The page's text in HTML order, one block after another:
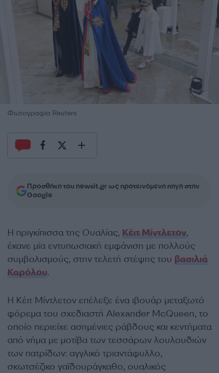
Φωτογραφία Reuters
Προσθήκη του newsit.gr ως προτεινόμενη πηγή στην
Google
Η πριγκίπισσα της Ουαλίας, Κέιτ Μίντλετον,
έκανε μία εντυπωσιακή εμφάνιση με πολλούς
συμβολισμούς, στην τελετή στέψης του βασιλιά
Καρόλου.
Η Κέιτ Μίντλετον επέλεξε ένα ιβουάρ μεταξωτό
φόρεμα του σχεδιαστή Alexander McQueen, το
οποίο περιείχε ασημένιες ράβδους και κεντήματα
από νήμα με μοτίβα των τεσσάρων λουλουδιών
των πατρίδων: αγγλικό τριαντάφυλλο,
σκωτσέζικο γαϊδουράγκαθο, ουαλικός